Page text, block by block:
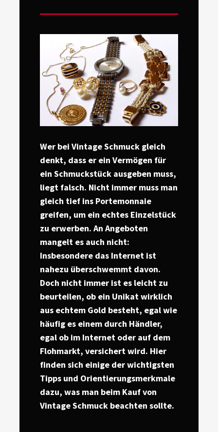
Wer bei Vintage Schmuck gleich
denkt, dass er ein Vermögen für
ein Schmuckstück ausgeben muss,
liegt falsch. Nicht immer muss man
gleich tief ins Portemonnaie
greifen, um ein echtes Einzelstück
zu erwerben. An Angeboten
mangelt es auch nicht:
Insbesondere das Internet ist
nahezu überschwemmt davon.
Doch nicht immer ist es leicht zu
beurteilen, ob ein Unikat wirklich
aus echtem Gold besteht, egal wie
häufig es einem durch Händler,
egal ob im Internet oder auf dem
Flohmarkt, versichert wird. Hier
finden sich einige der wichtigsten
Tipps und Orientierungsmerkmale
dazu, was man beim Kauf von
Vintage Schmuck beachten sollte.